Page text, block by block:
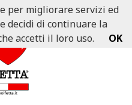
per migliorare servizi ed
decidi di continuare la
accetti il loro uso.
OK